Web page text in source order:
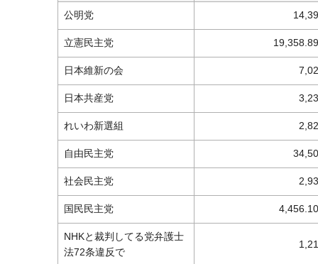
公明党
立憲民主党
日本維新の会
日本共産党
れいわ新選組
自由民主党
社会民主党
国民民主党
NHKと裁判してる党弁護士
法72条違反で